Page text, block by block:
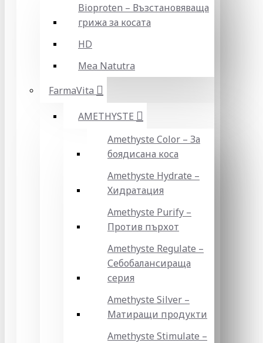
Bioproten – Възстановяваща
грижа за косата
HD
Mea Natutra
FarmaVita
AMETHYSTE
Amethyste Color – За
боядисана коса
Amethyste Hydrate –
Хидратация
Amethyste Purify –
Против пърхот
Amethyste Regulate –
Себобалансираща
серия
Amethyste Silver –
Матиращи продукти
Amethyste Stimulate –